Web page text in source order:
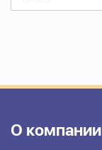
О компании